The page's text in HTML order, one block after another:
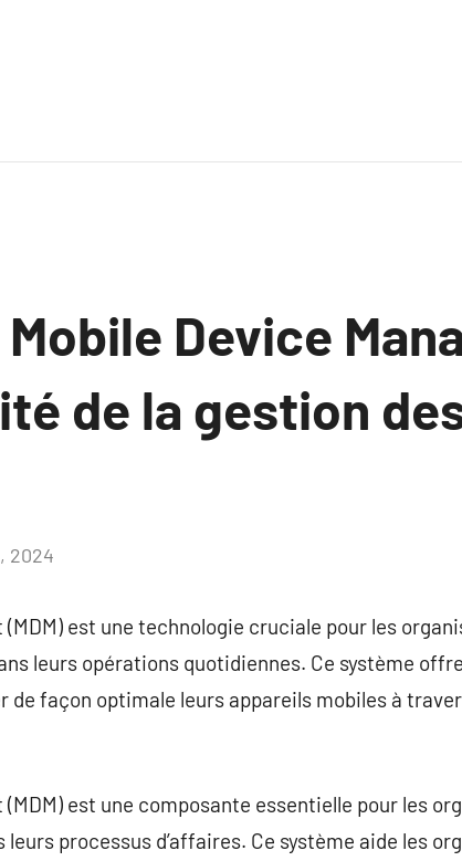
Mobile Device
de la gestion
2024
est une technologie cruciale pour les
leurs opérations quotidiennes. Ce système
de façon optimale leurs appareils mobiles à
est une composante essentielle pour les
processus d’affaires. Ce système aide les